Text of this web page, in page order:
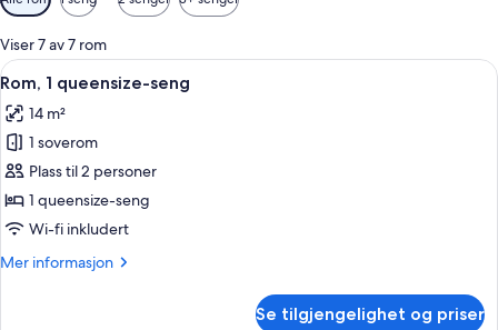
filtre
for
rom
Viser 7 av 7 rom
Åpne
alle
bildene
av
Rom,
1
queensize-
Allergitestet sengetøy, skrivebord
6
Rom, 1 queensize-seng
14 m²
1 soverom
Plass til 2 personer
1 queensize-seng
Wi-fi inkludert
Mer informasjon
Mer
Se tilgjengelighet og priser